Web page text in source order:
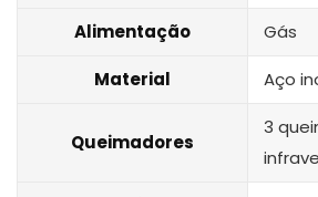
Alimentação Gás
Material Aço
Queimadores
3